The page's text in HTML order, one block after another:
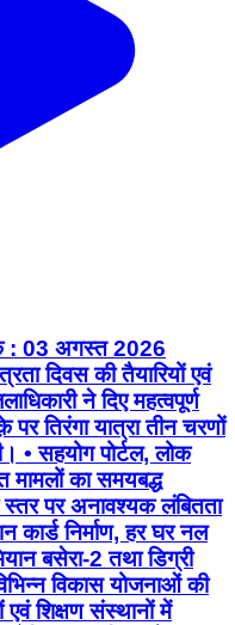
: 03 अगस्त 2026
दिवस की तैयारियों एवं
ने दिए महत्वपूर्ण
तिरंगा यात्रा तीन चरणों
• ⁠सहयोग पोर्टल, लोक
का समयबद्ध
स्तर पर अनावश्यक लंबितता
कार्ड निर्माण, हर घर नल
बसेरा-2 तथा डिग्री
विकास योजनाओं की
एवं शिक्षण संस्थानों में